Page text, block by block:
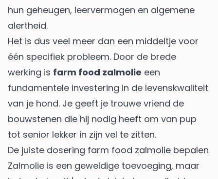
hun geheugen, leervermogen en algemene
alertheid.
Het is dus veel meer dan een middeltje voor
één specifiek probleem. Door de brede
werking is farm food zalmolie een
fundamentele investering in de levenskwaliteit
van je hond. Je geeft je trouwe vriend de
bouwstenen die hij nodig heeft om van pup
tot senior lekker in zijn vel te zitten.
De juiste dosering farm food zalmolie bepalen
Zalmolie is een geweldige toevoeging, maar